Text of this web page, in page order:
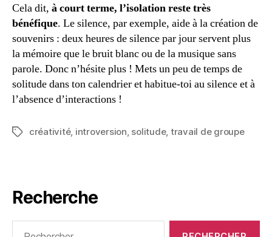
Cela dit, à court terme, l’isolation reste très
bénéfique. Le silence, par exemple, aide à la création de
souvenirs : deux heures de silence par jour servent plus
la mémoire que le bruit blanc ou de la musique sans
parole. Donc n’hésite plus ! Mets un peu de temps de
solitude dans ton calendrier et habitue-toi au silence et à
l’absence d’interactions !
Étiquettes
créativité, introversion solitude, travail de groupe
Recherche